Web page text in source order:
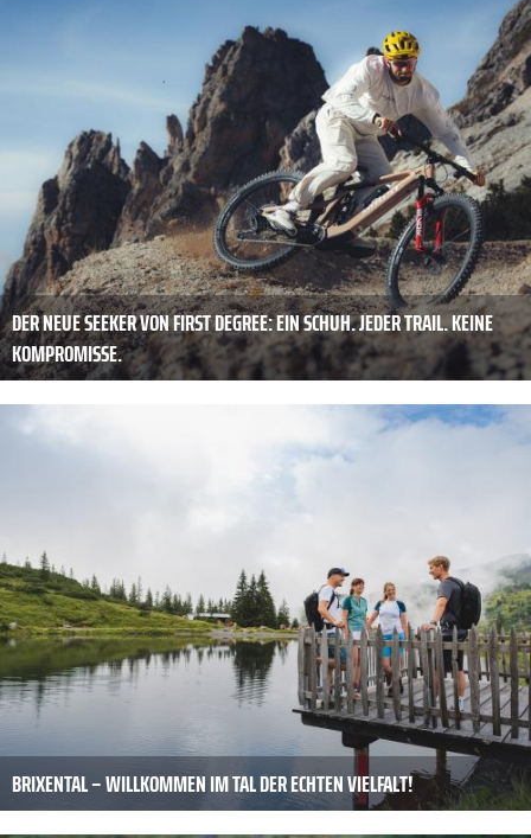
DER NEUE SEEKER VON FIRST DEGREE: EIN SCHUH. JEDER TRAIL. KEINE
KOMPROMISSE.
BRIXENTAL – WILLKOMMEN IM TAL DER ECHTEN VIELFALT!